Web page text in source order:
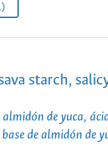
starch,
de yuca,
de almidón de